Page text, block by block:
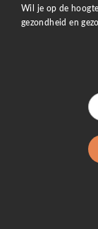
Wil je op de
gezondheid en